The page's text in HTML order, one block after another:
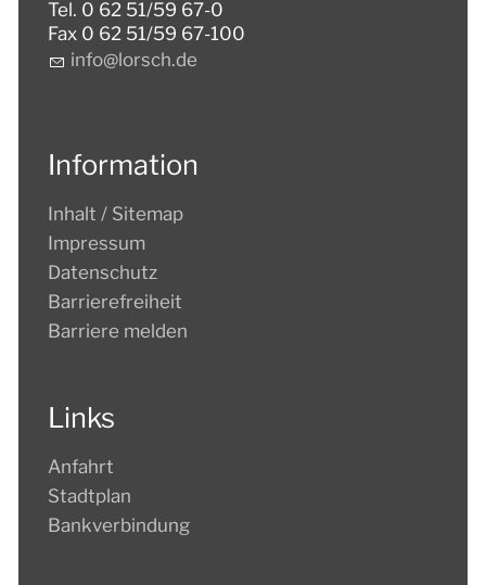
Tel. 0 62 51/59 67-0
Fax 0 62 51/59 67-100
nf
l rsch d
Information
Inhalt / Sitemap
Impressum
Datenschutz
Barrierefreiheit
Barriere melden
Links
Anfahrt
Stadtplan
Bankverbindung